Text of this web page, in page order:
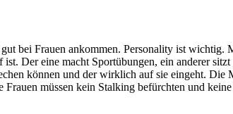
bei Frauen ankommen. Personality ist
Der eine macht Sportübungen, ein anderer
können und der wirklich auf sie eingeht.
müssen kein Stalking befürchten und